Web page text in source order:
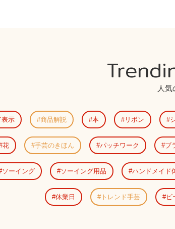
人気
表示 商品解説 本 リボン
花 手芸のきほん パッチワーク ブ
ソーイング ソーイング用品 ハンドメイド
休業日 トレンド手芸 ビ